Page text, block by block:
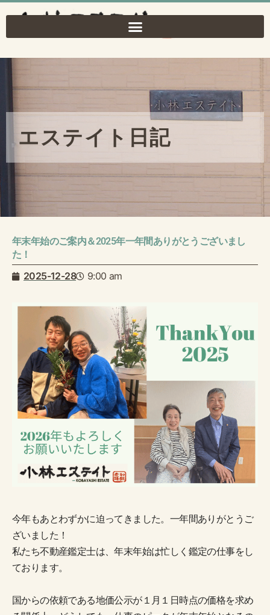
を
ス
エステイト日記
年末年始のご案内＆2025年一年間ありがとうございまし
た！
2025-12-28 9:00 am
今年もあとわずかに迫ってきました。一年間ありがとうご
ざいました！
私たち不動産鑑定士は、年末年始は忙しく鑑定の仕事をし
ております。
国からの依頼である地価公示が１月１日時点の価格を求め